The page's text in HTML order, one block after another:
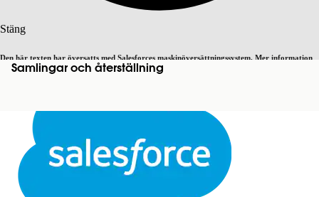
Stäng
Den här texten har översatts med Salesforces maskinöversättningssystem. Mer information
. Byt till engelska Inte nu
StängStäng
Samlingar och återställning